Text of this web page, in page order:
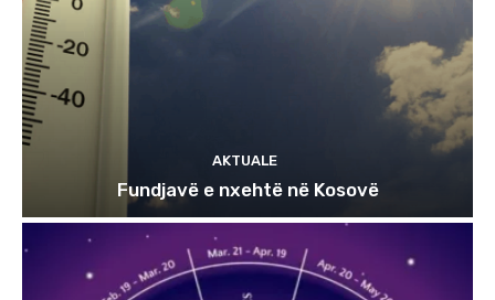
AKTUALE
Fundjavë e nxehtë në Kosovë